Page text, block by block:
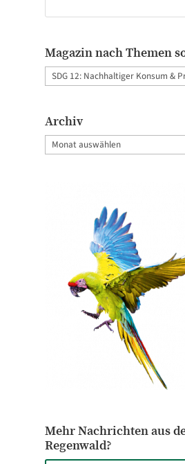
Magazin nach Themen
Magazin
sortiert
Archiv
Archiv
Mehr Nachrichten aus
Regenwald?